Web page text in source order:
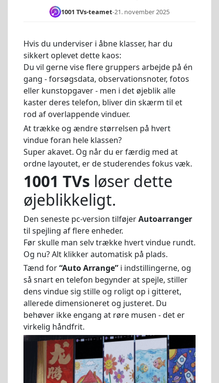
1001 TVs-teamet-21. november 2025
Hvis du underviser i åbne klasser, har du
sikkert oplevet dette kaos:
Du vil gerne vise flere gruppers arbejde på én
gang - forsøgsdata, observationsnoter, fotos
eller kunstopgaver - men i det øjeblik alle
kaster deres telefon, bliver din skærm til et
rod af overlappende vinduer.
At trække og ændre størrelsen på hvert
vindue foran hele klassen?
Super akavet. Og når du er færdig med at
ordne layoutet, er de studerendes fokus væk.
1001 TVs løser dette
øjeblikkeligt.
Den seneste pc-version tilføjerAutoarranger
til spejling af flere enheder.
Før skulle man selv trække hvert vindue rundt.
Og nu? Alt klikker automatisk på plads.
Tænd for“Auto Arrange” i indstillingerne, og
så snart en telefon begynder at spejle, stiller
dens vindue sig stille og roligt op i gitteret,
allerede dimensioneret og justeret. Du
behøver ikke engang at røre musen - det er
virkelig håndfrit.